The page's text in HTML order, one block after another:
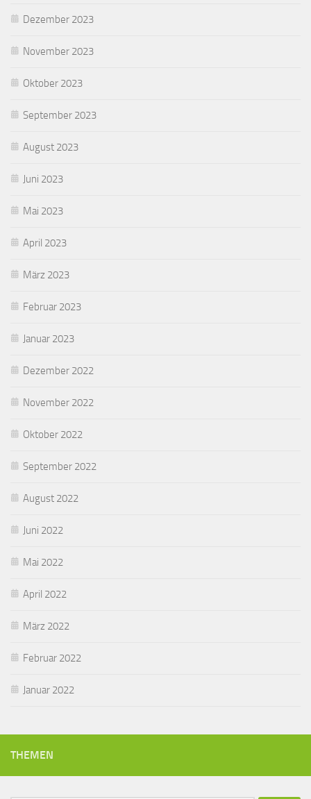
Dezember 2023
November 2023
Oktober 2023
September 2023
August 2023
Juni 2023
Mai 2023
April 2023
März 2023
Februar 2023
Januar 2023
Dezember 2022
November 2022
Oktober 2022
September 2022
August 2022
Juni 2022
Mai 2022
April 2022
März 2022
Februar 2022
Januar 2022
THEMEN